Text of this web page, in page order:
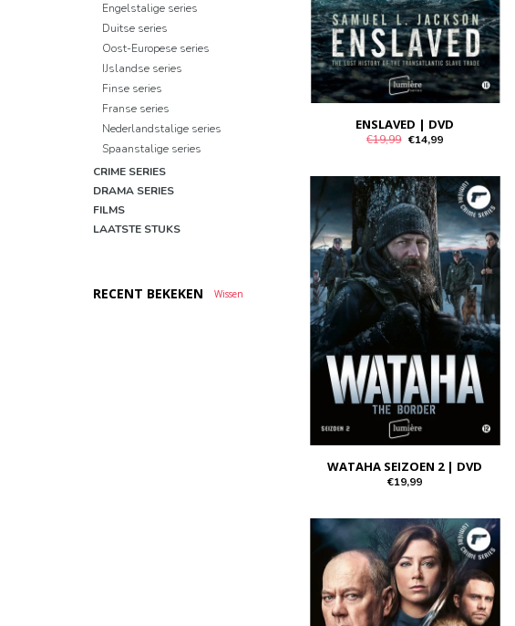
Engelstalige series
Duitse series
Oost-Europese series
IJslandse series
Finse series
Franse series
Nederlandstalige series
Spaanstalige series
CRIME SERIES
DRAMA SERIES
FILMS
LAATSTE STUKS
RECENT BEKEKEN Wissen
ENSLAVED | DVD
€19,99 €14,99
WATAHA SEIZOEN 2 | DVD
€19,99